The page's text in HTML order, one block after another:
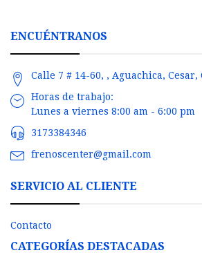
ENCUÉNTRANOS
Calle 7 # 14-60, , Aguachica, Cesar,
Horas de trabajo:
Lunes a viernes 8:00 am - 6:00 pm
3173384346
frenoscenter@gmail.com
SERVICIO AL CLIENTE
Contacto
CATEGORÍAS DESTACADAS